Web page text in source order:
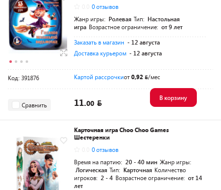
0 отзывов
Жанр игры: Ролевая Тип: Настольная
игра Возрастное ограничение: от 9 лет
Заказать в магазин - 12 августа
Доставка курьером - 12 августа
Код: 391876 Картой рассрочкиот0,92 /мес
Сравнить 11.00
В корзину
Карточная игра Choo Choo Games
Шестеренки
0 отзывов
Время на партию: 20 - 40 мин Жанр игры:
Логическая Тип: Карточная Количество
игроков: 2 - 4 Возрастное ограничение: от 14
лет